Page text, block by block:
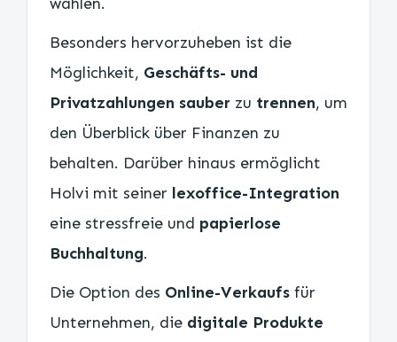
wählen.
Besonders hervorzuheben ist die
Möglichkeit, Geschäfts- und
Privatzahlungen sauber zu trennen, um
den Überblick über Finanzen zu
behalten. Darüber hinaus ermöglicht
Holvi mit seiner lexoffice-Integration
eine stressfreie und papierlose
Buchhaltung.
Die Option des Online-Verkaufs für
Unternehmen, die digitale Produkte